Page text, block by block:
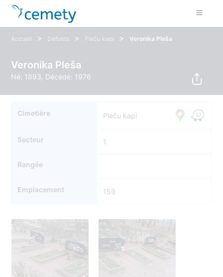
Accueil > Défunts > Pleču kapi > Veronika Pleša
Veronika Pleša
Né: 1893, Décédé: 1976
Cimetière Pleču kapi
Secteur 1
Rangée
Emplacement 159